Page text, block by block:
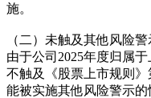
施。
（二）未触及其他风险
由于公司2025年度归属
不触及《股票上市规则
能被实施其他风险警示的